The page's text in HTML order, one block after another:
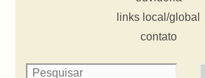
links local/global
contato